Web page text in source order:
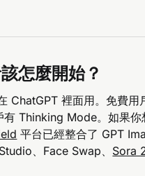
怎麼開始？
ChatGPT 裡面用。免費用
有 Thinking Mode。如果你
平台已經整合了 GPT
、Face Swap、 Sora